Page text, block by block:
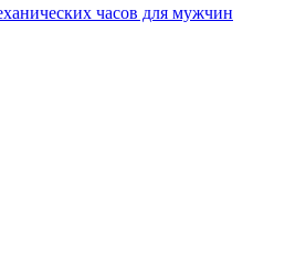
часов для мужчин